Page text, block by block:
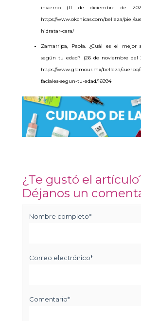
invierno (11 de diciembre de
https://www.okchicas.com/belleza/piel/
hidratar-cara/
Zamarripa, Paola. ¿Cuál es el mejor
según tu edad? (26 de noviembre del
https://www.glamour.mx/belleza/cuerpo/
faciales-segun-tu-edad/16994
¿Te gustó el
Déjanos un
Nombre completo*
Correo electrónico*
Comentario*